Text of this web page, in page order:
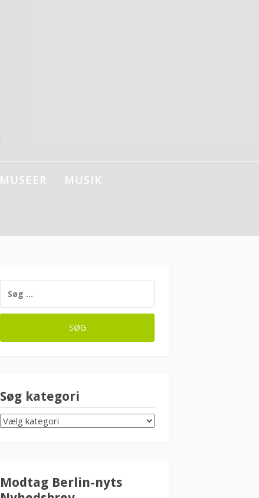
MUSEER MUSIK
EFTER:
Søg kategori
SØG
KATEGORI
Modtag Berlin-nyts